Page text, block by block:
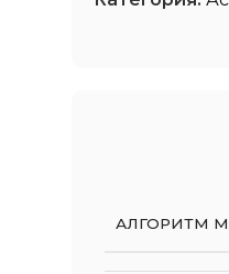
АЛГОРИТМ